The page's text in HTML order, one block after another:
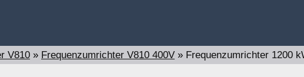
V810 » Frequenzumrichter V810 400V » Frequenzumrichter 1200